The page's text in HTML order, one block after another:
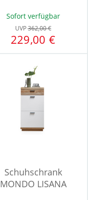
Sofort verfügbar
UVP362,00 €
229,00 €
Schuhschrank
MONDO LISANA